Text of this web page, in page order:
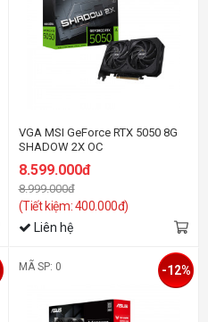
VGA MSI GeForce RTX 5050 8G
SHADOW 2X OC
8.599.000đ
8.999.000đ
(Tiết kiệm: 400.000đ)
Liên hệ
MÃ SP: 0 -12%